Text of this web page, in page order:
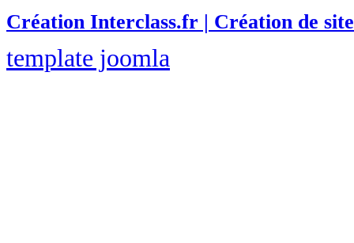
Création Interclass.fr | Création de
template joomla